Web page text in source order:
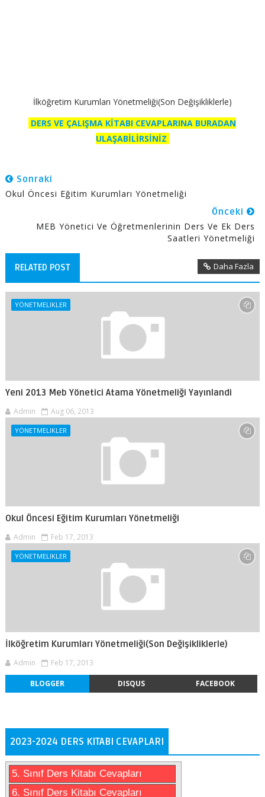
İlköğretim Kurumları Yönetmeliği(Son Değişikliklerle)
DERS VE ÇALIŞMA KİTABI CEVAPLARINA BURADAN
ULAŞABİLİRSİNİZ
Sonraki
Okul Öncesi Eğitim Kurumları Yönetmeliği
Önceki
MEB Yönetici Ve Öğretmenlerinin Ders Ve Ek Ders
Saatleri Yönetmeliği
RELATED POST Daha Fazla
YÖNETMELIKLER
Yeni 2013 Meb Yönetici Atama Yönetmeliği Yayınlandi
Admin Aug 06, 2013
YÖNETMELIKLER
Okul Öncesi Eğitim Kurumları Yönetmeliği
Admin Feb 17, 2013
YÖNETMELIKLER
İlköğretim Kurumları Yönetmeliği(Son Değişikliklerle)
Admin Feb 17, 2013
BLOGGER DISQUS FACEBOOK
2023-2024 DERS KITABI CEVAPLARI
5. Sınıf Ders Kitabı Cevapları
6. Sınıf Ders Kitabı Cevapları